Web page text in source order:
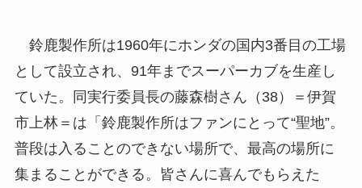
鈴鹿製作所は1960年にホンダの国内3番目の工場
として設立され、91年までスーパーカブを生産し
ていた。同実行委員長の藤森樹さん（38）＝伊賀
市上林＝は「鈴鹿製作所はファンにとって“聖地”。
普段は入ることのできない場所で、最高の場所に
集まることができる。皆さんに喜んでもらえた